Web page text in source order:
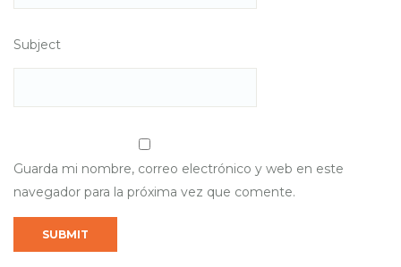
Subject
Guarda mi nombre, correo electrónico y web en este
navegador para la próxima vez que comente.